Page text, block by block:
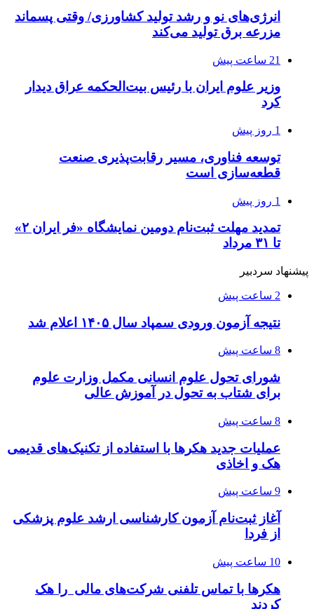
انرژی‌های نو و رشد تولید کشاورزی/ وقتی پسماند
مزرعه‌ برق تولید می‌کند
21 ساعت پیش
وزیر علوم ایران با رئیس بیت‌الحکمه عراق دیدار
کرد
1 روز پیش
توسعه فناوری، مسیر رقابت‌پذیری صنعت
قطعه‌سازی است
1 روز پیش
تمدید مهلت ثبت‌نام دومین نمایشگاه «فر ایران ۲»
تا ۳۱ مرداد
پیشنهاد سردبیر
2 ساعت پیش
نتیجه آزمون ورودی سمپاد سال ۱۴۰۵ اعلام شد
8 ساعت پیش
شورای تحول علوم انسانی مکمل وزارت علوم
برای شتاب به تحول در آموزش عالی
8 ساعت پیش
عملیات جدید هکرها با استفاده از تکنیک‌های قدیمی
هک و اخاذی
9 ساعت پیش
آغاز ثبت‌نام‌ آزمون کارشناسی ارشد علوم پزشکی
از فردا
10 ساعت پیش
هکرها با تماس تلفنی شرکت‌های مالی را هک
کردند